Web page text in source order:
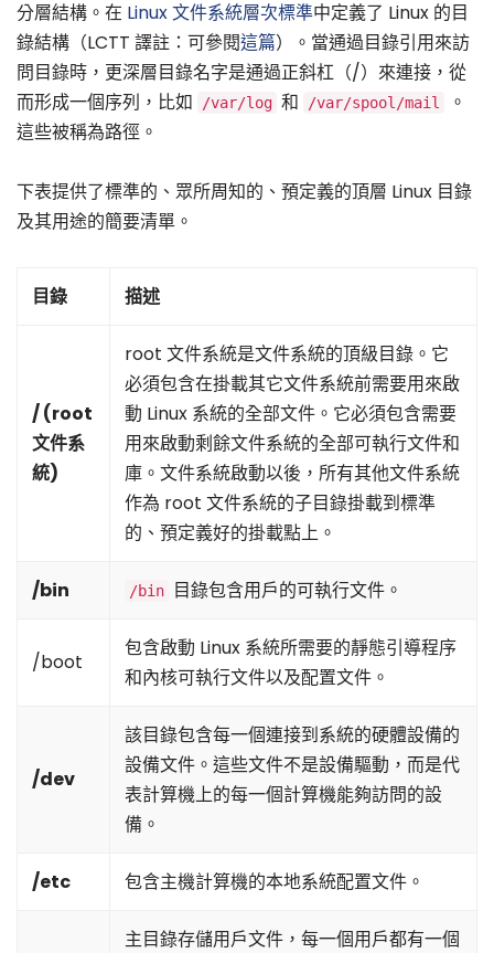
分層結構。在 Linux 文件系統層次標準中定義了 Linux 的目
錄結構（LCTT 譯註：可參閱這篇）。當通過目錄引用來訪
問目錄時，更深層目錄名字是通過正斜杠（/）來連接，從
而形成一個序列，比如
/var/log 和 /var/spool/mail
。
這些被稱為路徑。
下表提供了標準的、眾所周知的、預定義的頂層 Linux 目錄
及其用途的簡要清單。
目錄 描述
/ (root
文件系
統)
root 文件系統是文件系統的頂級目錄。它
必須包含在掛載其它文件系統前需要用來啟
動 Linux 系統的全部文件。它必須包含需要
用來啟動剩餘文件系統的全部可執行文件和
庫。文件系統啟動以後，所有其他文件系統
作為 root 文件系統的子目錄掛載到標準
的、預定義好的掛載點上。
/bin /bin 目錄包含用戶的可執行文件。
/boot
包含啟動 Linux 系統所需要的靜態引導程序
和內核可執行文件以及配置文件。
/dev
該目錄包含每一個連接到系統的硬體設備的
設備文件。這些文件不是設備驅動，而是代
表計算機上的每一個計算機能夠訪問的設
備。
/etc 包含主機計算機的本地系統配置文件。
主目錄存儲用戶文件，每一個用戶都有一個